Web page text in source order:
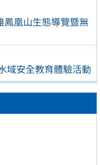
鳳凰山生態導覽暨無
域安全教育體驗活動